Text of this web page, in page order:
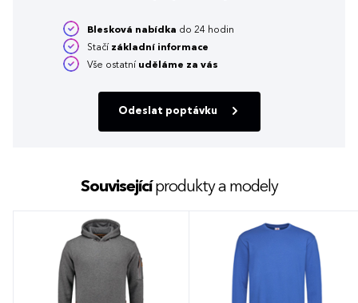
Blesková nabídka do 24 hodin
Stačí základní informace
Vše ostatní uděláme za vás
Odeslat poptávku
Souvisejícíprodukty a modely